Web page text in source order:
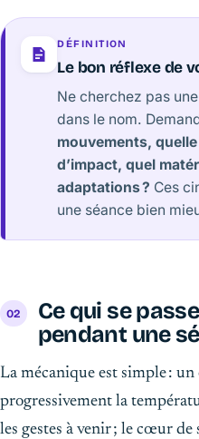
DÉFINITION
Le bon réflexe de
Ne cherchez pas
dans le nom.
mouvements,
d’impact, quel
adaptations ? Ces
une séance bien
Ce qui se
pendant une
La mécanique est simple :
progressivement la
les gestes à venir ; le cœur de